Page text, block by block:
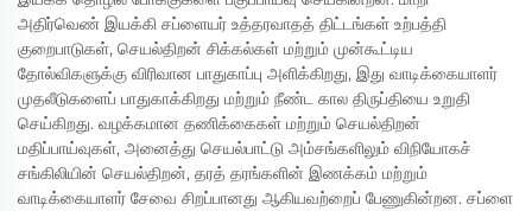
அதிர்வெண் இயக்கி சப்ளையர் உத்தரவாதத் திட்டங்கள் உற்பத்தி
குறைபாடுகள், செயல்திறன் சிக்கல்கள் மற்றும் முன்கூட்டிய
தோல்விகளுக்கு விரிவான பாதுகாப்பு அளிக்கிறது, இது வாடிக்கையாளர்
முதலீடுகளைப் பாதுகாக்கிறது மற்றும் நீண்ட கால திருப்தியை உறுதி
செய்கிறது. வழக்கமான தணிக்கைகள் மற்றும் செயல்திறன்
மதிப்பாய்வுகள், அனைத்து செயல்பாட்டு அம்சங்களிலும் விநியோகச்
சங்கிலியின் செயல்திறன், தரத் தரங்களின் இணக்கம் மற்றும்
வாடிக்கையாளர் சேவை சிறப்பானது ஆகியவற்றைப் பேணுகின்றன. சப்ளை